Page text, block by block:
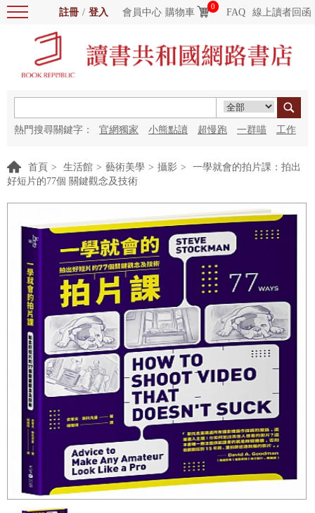
註冊 / 登入 會員中心 購物車
0
FAQ 線上讀者回函
熱門搜尋關鍵字： 官網獨家 小熊點讀 超慢跑 一群喵 工作
首頁 > 生活館 > 藝術美學 > 攝影 >
一學就會的拍片課：拍出
好短片的77個 關鍵觀念及技術